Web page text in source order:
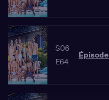
S06
E64
Épisode